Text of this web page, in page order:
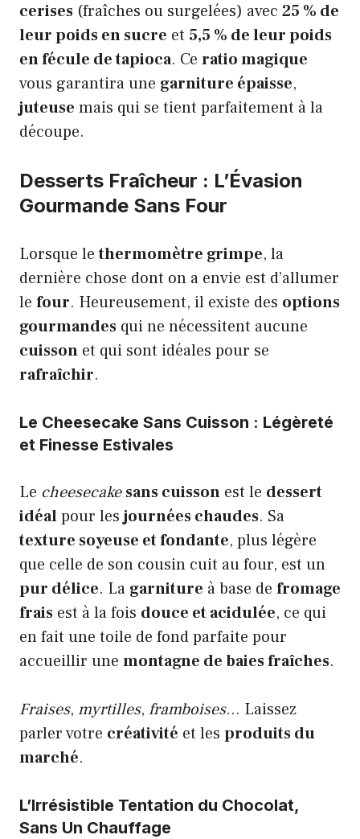
cerises (fraîches ou surgelées) avec 25 % de
leur poids en sucre et 5,5 % de leur poids
en fécule de tapioca. Ce ratio magique
vous garantira une garniture épaisse,
juteuse mais qui se tient parfaitement à la
découpe.
Desserts Fraîcheur : L’Évasion
Gourmande Sans Four
Lorsque lethermomètre grimpe, la
dernière chose dont on a envie est d’allumer
le four. Heureusement, il existe des options
gourmandes qui ne nécessitent aucune
cuisson et qui sont idéales pour se
rafraîchir.
Le Cheesecake Sans Cuisson : Légèreté
et Finesse Estivales
Le cheesecake sans cuisson est le dessert
idéalpour lesjournées chaudes. Sa
texture soyeuse et fondante, plus légère
que celle de son cousin cuit au four, est un
pur délice. La garniture à base de fromage
frais est à la fois douce et acidulée, ce qui
en fait une toile de fond parfaite pour
accueillir une montagne de baies fraîches.
Fraises, myrtilles, framboises… Laissez
parler votre créativité et les produits du
marché.
L’Irrésistible Tentation du Chocolat,
Sans Un Chauffage